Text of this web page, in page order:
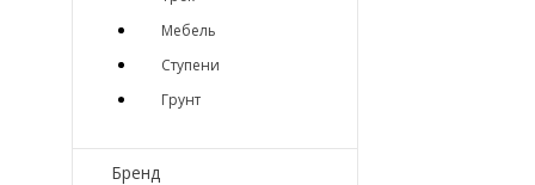
Мебель
Ступени
Грунт
Бренд